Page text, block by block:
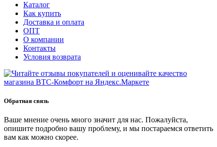
Каталог
Как купить
Доставка и оплата
ОПТ
О компании
Контакты
Условия возврата
Обратная связь
Ваше мнение очень много значит для нас. Пожалуйста,
опишите подробно вашу проблему, и мы постараемся ответить
вам как можно скорее.